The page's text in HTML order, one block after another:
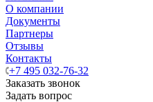
О компании
Документы
Партнеры
Отзывы
Контакты
+7 495 032-76-32
Заказать звонок
Задать вопрос